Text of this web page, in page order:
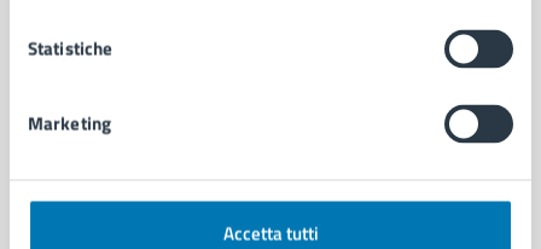
Statistiche
Marketing
Accetta tutti
CATEGORIE DI SERVIZIO
Autorizzazioni